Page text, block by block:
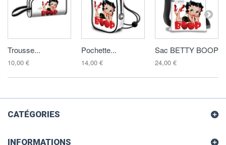
Trousse...
10,00 €
Pochette...
14,00 €
Sac BETTY BOOP
24,00 €
CATÉGORIES
INFORMATIONS